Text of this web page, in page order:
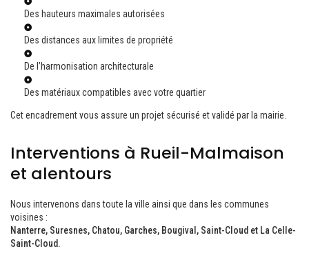
Des hauteurs maximales autorisées
Des distances aux limites de propriété
De l’harmonisation architecturale
Des matériaux compatibles avec votre quartier
Cet encadrement vous assure un projet sécurisé et validé par la mairie.
Interventions à Rueil-Malmaison
et alentours
Nous intervenons dans toute la ville ainsi que dans les communes
voisines :
Nanterre, Suresnes, Chatou, Garches, Bougival, Saint-Cloud et La Celle-
Saint-Cloud.